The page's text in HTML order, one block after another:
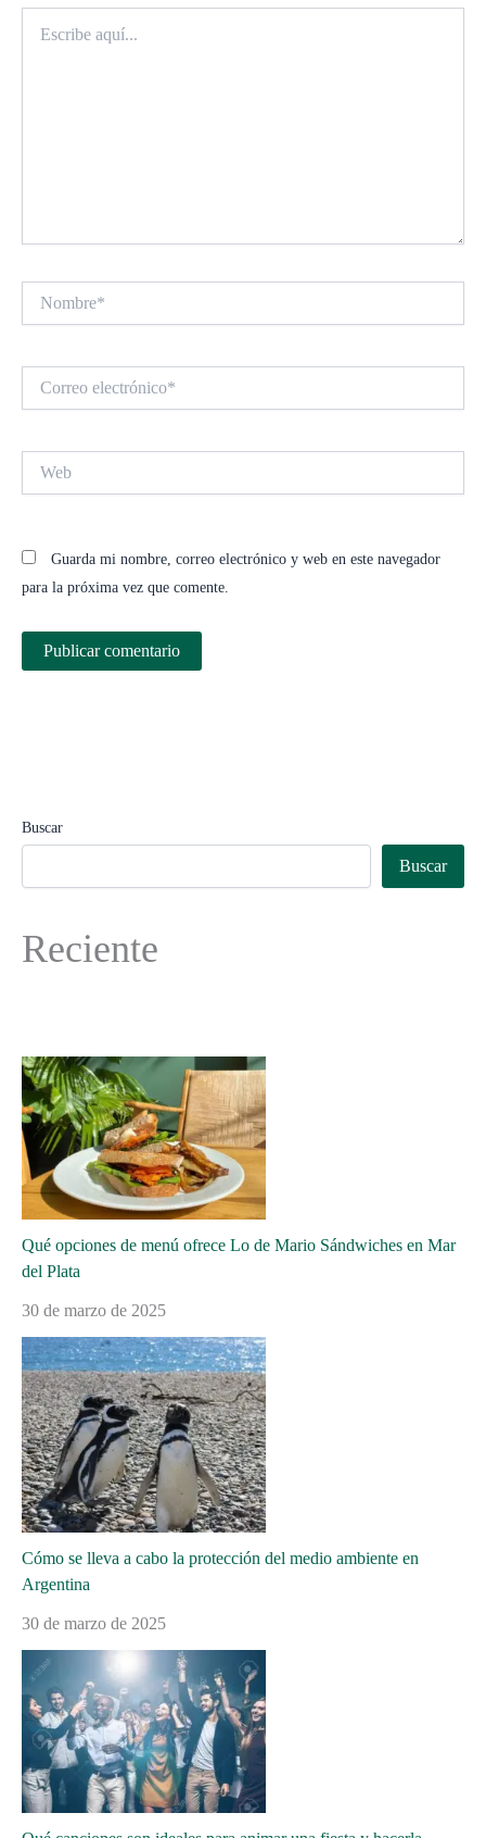
aquí...
electrónico*
Guarda mi nombre, correo electrónico y web en este navegador
para la próxima vez que comente.
Buscar
Buscar
Reciente
Qué opciones de menú ofrece Lo de Mario Sándwiches en Mar
del Plata
30 de marzo de 2025
Cómo se lleva a cabo la protección del medio ambiente en
Argentina
30 de marzo de 2025